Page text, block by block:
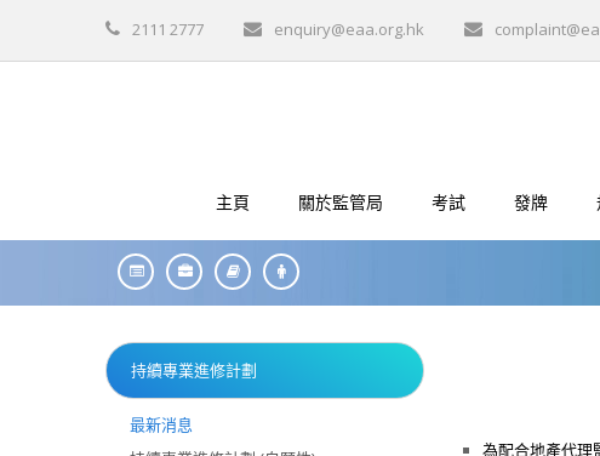
2111 2777 enquiry@eaa.org.hk
主頁 關於監管局 考試 發牌
持續專業進修計劃
最新消息
為配合地產代理